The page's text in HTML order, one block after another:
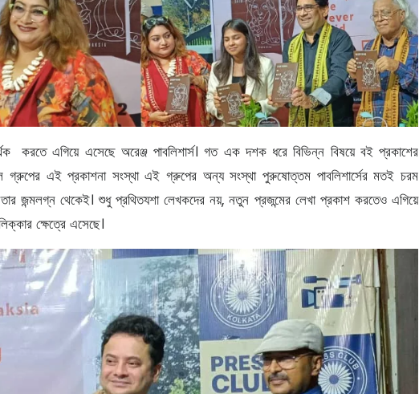
করতে এগিয়ে এসেছে অরেঞ্জ পাবলিশার্স। গত এক দশক ধরে বিভিন্ন বিষয়ে বই প্রকাশের
গ্রুপের এই প্রকাশনা সংস্থা এই গ্রুপের অন্য সংস্থা পুরুষোত্তম পাবলিশার্সের মতই চরম
তার জন্মলগ্ন থেকেই। শুধু প্রথিতযশা লেখকদের নয়, নতুন প্রজন্মের লেখা প্রকাশ করতেও এগিয়ে
ক্ষেত্রে এসেছে।